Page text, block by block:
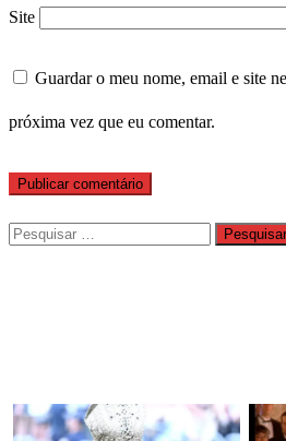
Site
Guardar o meu nome, email e site
próxima vez que eu comentar.
Pesquisar
por: